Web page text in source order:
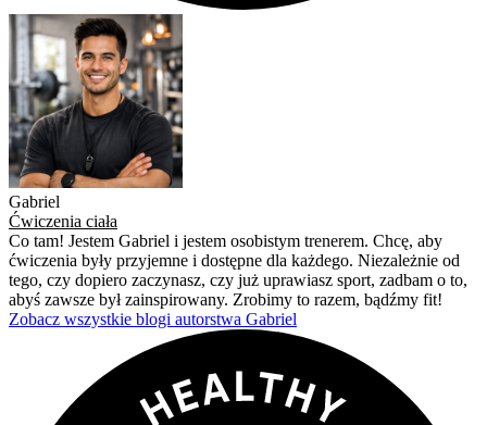
Gabriel
Ćwiczenia ciała
Co tam! Jestem Gabriel i jestem osobistym trenerem. Chcę, aby
ćwiczenia były przyjemne i dostępne dla każdego. Niezależnie od
tego, czy dopiero zaczynasz, czy już uprawiasz sport, zadbam o to,
abyś zawsze był zainspirowany. Zrobimy to razem, bądźmy fit!
Zobacz wszystkie blogi autorstwa Gabriel